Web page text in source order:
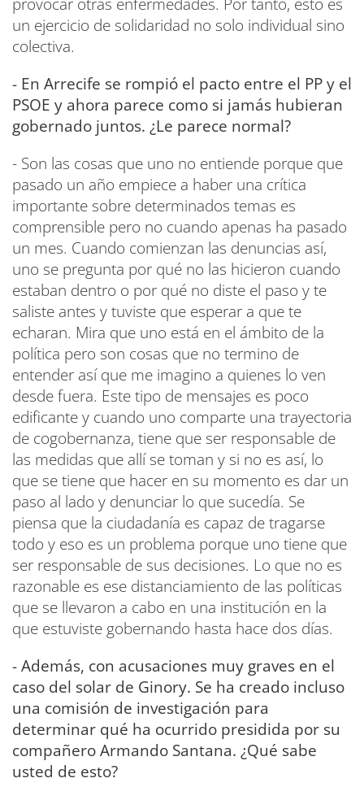
un ejercicio de solidaridad no solo individual sino
colectiva.
- En Arrecife se rompió el pacto entre el PP y el
PSOE y ahora parece como si jamás hubieran
gobernado juntos. ¿Le parece normal?
- Son las cosas que uno no entiende porque que
pasado un año empiece a haber una crítica
importante sobre determinados temas es
comprensible pero no cuando apenas ha pasado
un mes. Cuando comienzan las denuncias así,
uno se pregunta por qué no las hicieron cuando
estaban dentro o por qué no diste el paso y te
saliste antes y tuviste que esperar a que te
echaran. Mira que uno está en el ámbito de la
política pero son cosas que no termino de
entender así que me imagino a quienes lo ven
desde fuera. Este tipo de mensajes es poco
edificante y cuando uno comparte una trayectoria
de cogobernanza, tiene que ser responsable de
las medidas que allí se toman y si no es así, lo
que se tiene que hacer en su momento es dar un
paso al lado y denunciar lo que sucedía. Se
piensa que la ciudadanía es capaz de tragarse
todo y eso es un problema porque uno tiene que
ser responsable de sus decisiones. Lo que no es
razonable es ese distanciamiento de las políticas
que se llevaron a cabo en una institución en la
que estuviste gobernando hasta hace dos días.
- Además, con acusaciones muy graves en el
caso del solar de Ginory. Se ha creado incluso
una comisión de investigación para
determinar qué ha ocurrido presidida por su
compañero Armando Santana. ¿Qué sabe
usted de esto?